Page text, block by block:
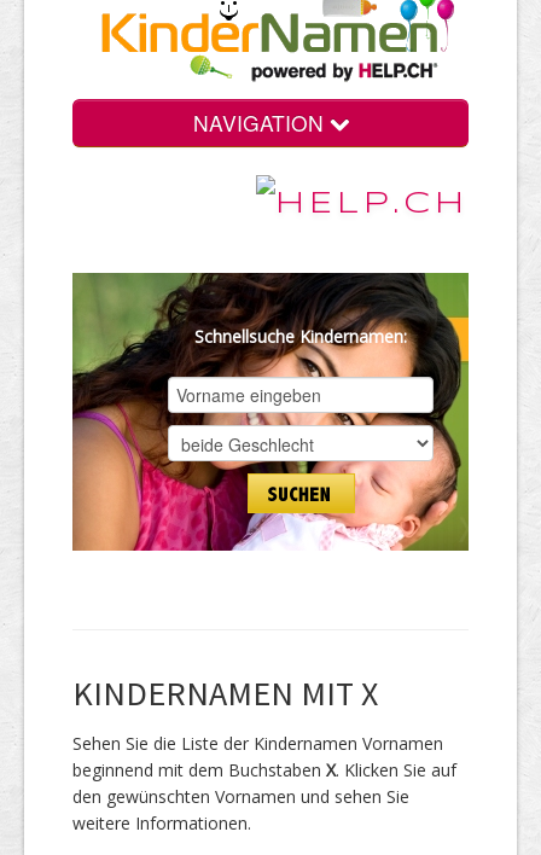
NAVIGATION
Schnellsuche Kindernamen:
KINDERNAMEN MIT X
Sehen Sie die Liste der Kindernamen Vornamen
beginnend mit dem Buchstaben X. Klicken Sie auf
den gewünschten Vornamen und sehen Sie
weitere Informationen.